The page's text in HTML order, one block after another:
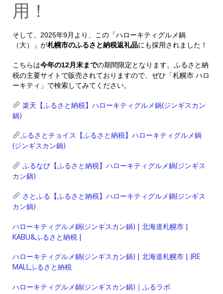
用！
そして、2025年9月より、この「ハローキティグルメ鍋
（大）」が札幌市のふるさと納税返礼品にも採用されました！
こちらは今年の12月末までの期間限定となります。ふるさと納
税の主要サイトで販売されておりますので、ぜひ「札幌市 ハロ
ーキティ」で検索してみてください。
楽天【ふるさと納税】ハローキティグルメ鍋(ジンギスカン
鍋)
ふるさとチョイス【ふるさと納税】ハローキティグルメ鍋
(ジンギスカン鍋)
ふるなび【ふるさと納税】ハローキティグルメ鍋(ジンギス
カン鍋)
さとふる【ふるさと納税】ハローキティグルメ鍋(ジンギス
カン鍋)
ハローキティグルメ鍋(ジンギスカン鍋) | 北海道札幌市 |
KABU&ふるさと納税 |
ハローキティグルメ鍋(ジンギスカン鍋) | 北海道札幌市 | JRE
MALLふるさと納税
ハローキティグルメ鍋(ジンギスカン鍋)｜ふるラボ